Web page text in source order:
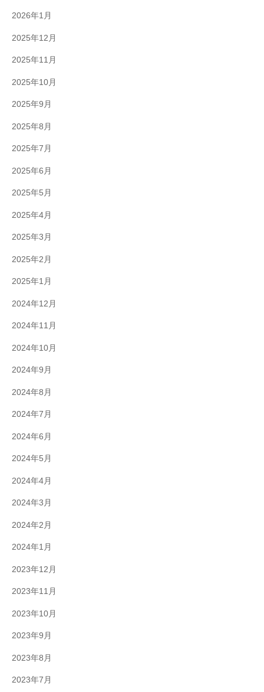
2026年1月
2025年12月
2025年11月
2025年10月
2025年9月
2025年8月
2025年7月
2025年6月
2025年5月
2025年4月
2025年3月
2025年2月
2025年1月
2024年12月
2024年11月
2024年10月
2024年9月
2024年8月
2024年7月
2024年6月
2024年5月
2024年4月
2024年3月
2024年2月
2024年1月
2023年12月
2023年11月
2023年10月
2023年9月
2023年8月
2023年7月